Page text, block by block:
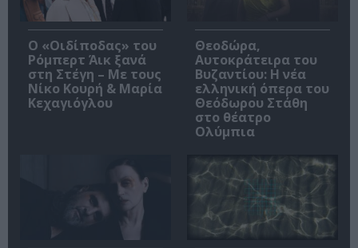
O «Οιδίποδας» του
Ρόμπερτ Άικ ξανά
στη Στέγη – Με τους
Νίκο Κουρή & Μαρία
Κεχαγιόγλου
Θεοδώρα,
Αυτοκράτειρα του
Βυζαντίου: Η νέα
ελληνική όπερα του
Θεόδωρου Στάθη
στο θέατρο
Ολύμπια